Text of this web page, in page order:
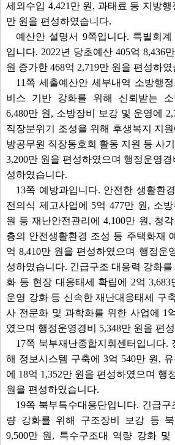
세외수입 4,421만 원, 과태료 등 지방
만 원을 편성하였습니다.
예산안 설명서 9쪽입니다. 특별회
입니다. 2022년 당초예산 405억 8,436
원 증가한 468억 2,719만 원을 편성하
11쪽 세출예산안 세부내역 소방행
비스 기반 강화를 위해 신뢰받는 소
6,480만 원, 소방장비 보강 및 운영에
직장분위기 조성을 위해 후생복지 지
방공무원 직장동호회 활동 지원 등 사
3,200만 원을 편성하였으며 행정운영경
성하였습니다.
13쪽 예방과입니다. 안전한 생활환
전의식 제고사업에 5억 477만 원, 소
원 등 재난안전관리에 4,100만 원, 청
층의 안전생활환경 조성 등 주택화재
억 8,410만 원을 편성하였으며 행정운
성하였습니다. 긴급구조 대응력 강화
화 등 현장 대응태세 확립에 2억
운영 강화 등 신속한 재난대응태세 구
사 전문화 및 과학화를 위한 사업에 1
였으며 행정운영경비 5,348만 원을 편
17쪽 북부재난종합지휘센터입니다.
해 정보시스템 구축에 3억 540만 원,
에 18억 1,352만 원을 편성하였으며 행
원을 편성하였습니다.
19쪽 북부특수대응단입니다. 긴급
량 강화를 위해 구조장비 보강 등 북
9,500만 원, 특수구조대 역량 강화 및